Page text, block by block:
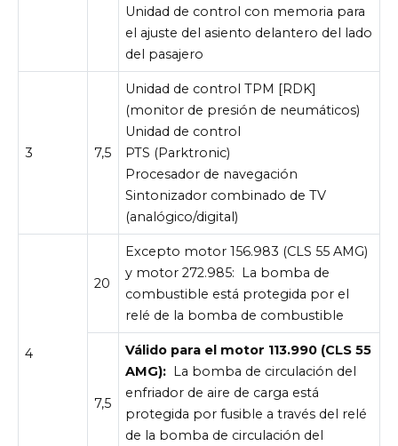
Unidad de control con memoria para
el ajuste del asiento delantero del lado
del pasajero
3 7,5
Unidad de control TPM [RDK]
(monitor de presión de neumáticos)
Unidad de control
PTS (Parktronic)
Procesador de navegación
Sintonizador combinado de TV
(analógico/digital)
4
20
Excepto motor 156.983 (CLS 55 AMG)
y motor 272.985: La bomba de
combustible está protegida por el
relé de la bomba de combustible
7,5
Válido para el motor 113.990 (CLS 55
AMG): La bomba de circulación del
enfriador de aire de carga está
protegida por fusible a través del relé
de la bomba de circulación del